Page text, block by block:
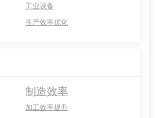
工业设备
生产效率优化
制造效率
加工效率提升